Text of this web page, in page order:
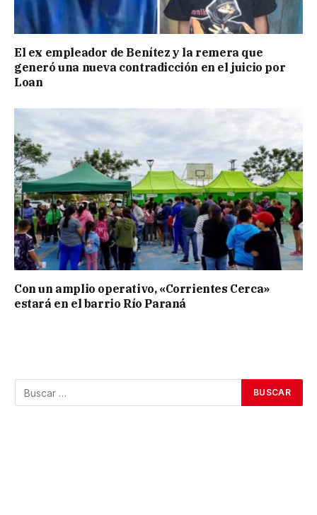
El ex empleador de Benítez y la remera que
generó una nueva contradicción en el juicio por
Loan
Con un amplio operativo, «Corrientes Cerca»
estará en el barrio Río Paraná